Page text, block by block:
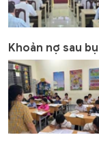
Khoản nợ sau